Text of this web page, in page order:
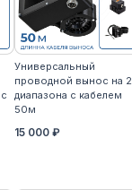
Универсальный
проводной вынос на 2
диапазона с кабелем
50м
15 000 ₽